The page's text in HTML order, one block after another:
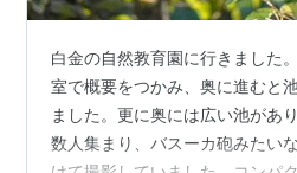
白金の自然教育園に行きました
室で概要をつかみ、奥に進むと
ました。更に奥には広い池があ
数人集まり、バスーカ砲みたい